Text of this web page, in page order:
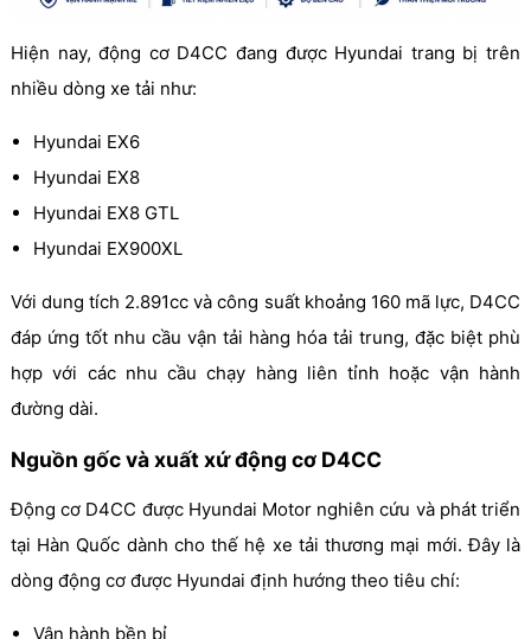
Hiện nay, động cơ D4CC đang được Hyundai trang bị trên
nhiều dòng xe tải như:
Hyundai EX6
Hyundai EX8
Hyundai EX8 GTL
Hyundai EX900XL
Với dung tích 2.891cc và công suất khoảng 160 mã lực, D4CC
đáp ứng tốt nhu cầu vận tải hàng hóa tải trung, đặc biệt phù
hợp với các nhu cầu chạy hàng liên tỉnh hoặc vận hành
đường dài.
Nguồn gốc và xuất xứ động cơ D4CC
Động cơ D4CC được Hyundai Motor nghiên cứu và phát triển
tại Hàn Quốc dành cho thế hệ xe tải thương mại mới. Đây là
dòng động cơ được Hyundai định hướng theo tiêu chí:
Vận hành bền bỉ